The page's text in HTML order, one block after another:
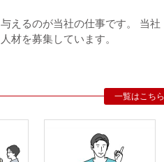
えるのが当社の仕事です。 当社
材を募集しています。
一覧はこちら